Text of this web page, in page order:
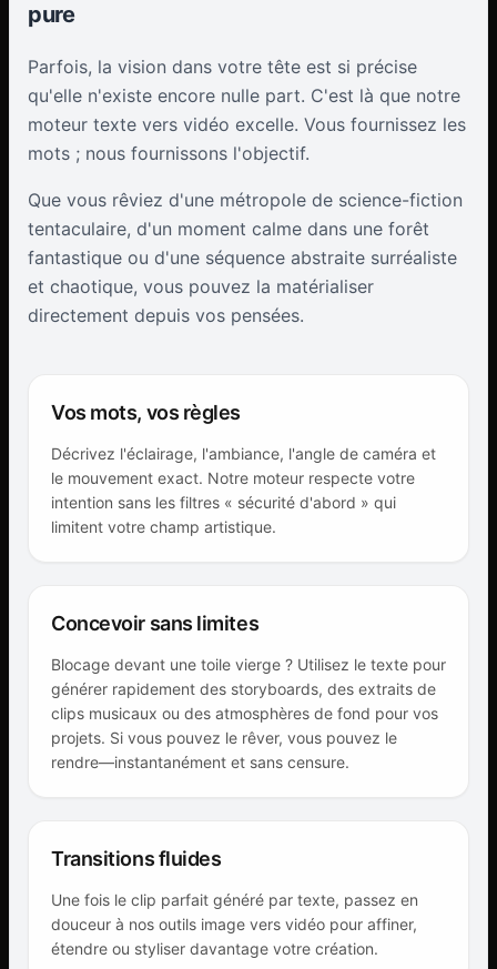
pure
Parfois, la vision dans votre tête est si précise
qu'elle n'existe encore nulle part. C'est là que notre
moteur texte vers vidéo excelle. Vous fournissez les
mots ; nous fournissons l'objectif.
Que vous rêviez d'une métropole de science-fiction
tentaculaire, d'un moment calme dans une forêt
fantastique ou d'une séquence abstraite surréaliste
et chaotique, vous pouvez la matérialiser
directement depuis vos pensées.
Vos mots, vos règles
Décrivez l'éclairage, l'ambiance, l'angle de caméra et
le mouvement exact. Notre moteur respecte votre
intention sans les filtres « sécurité d'abord » qui
limitent votre champ artistique.
Concevoir sans limites
Blocage devant une toile vierge ? Utilisez le texte pour
générer rapidement des storyboards, des extraits de
clips musicaux ou des atmosphères de fond pour vos
projets. Si vous pouvez le rêver, vous pouvez le
rendre—instantanément et sans censure.
Transitions fluides
Une fois le clip parfait généré par texte, passez en
douceur à nos outils image vers vidéo pour affiner,
étendre ou styliser davantage votre création.